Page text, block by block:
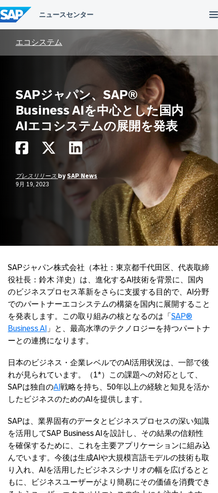
ン
テ
ン
エコシステム
SAPジャパン、SAP®
Business AIを中心とした国内
AIエコシステムの展開を発表
プレスリリース by SAP News
9月 19, 2023
SAPジャパン株式会社（本社：東京都千代田区、代表取締
役社長：鈴木 洋史）は、進化するAI技術を背景に、国内
のビジネスプロセス革新をさらに支援する目的で、AI分野
でのパートナーエコシステムの構築を国内に展開すること
を発表します。この取り組みの核となるのは「 SAP®
Business AI 」と、最高水準のテクノロジーを持つパートナ
ーとの連携になります。
日本のビジネス・企業レベルでのAI活用状況は、一部で後
れが見られています。（1*）この課題への対応として、
SAPは独自のAI 戦略を持ち、50年以上の経験と知見を活か
したビジネスのためのAIを提供します。
SAPは、業界固有のデータとビジネスプロセスの深い知識
を活用してSAP Business AIを設計し、その結果の信頼性
を確保するために、これを主要アプリケーションに組み込
んでいます。今後は生成AIや大規模言語モデルの技術も取
り入れ、AIを活用したビジネスシナリオの幅を広げるとと
もに、ビジネスユーザーがより簡易にその価値を消費でき